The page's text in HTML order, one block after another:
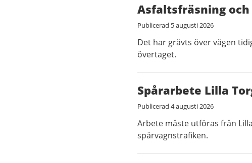
Asfaltsfräsning
Publicerad 5 augusti 2026
Det har grävts över vägen
övertaget.
Spårarbete Lilla
Publicerad 4 augusti 2026
Arbete måste utföras från
spårvagnstrafiken.